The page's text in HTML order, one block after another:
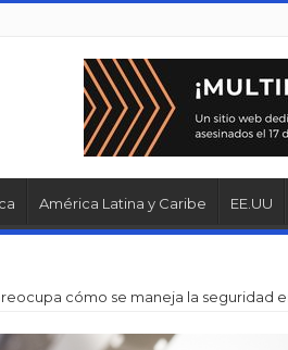
América Latina y Caribe EE.UU
cómo se maneja la seguridad